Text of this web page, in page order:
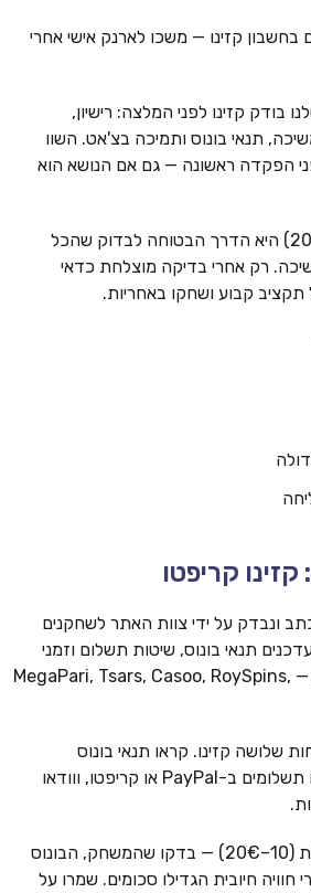
בחשבון קזינו — משכו לארנק אישי אחרי
שלנו בודק קזינו לפני המלצה: רישיון,
תנאי בונוס ותמיכה בצ'אט. השוו
הפקדה ראשונה — גם אם הנושא הוא
הפקדה מינימלית (10–20€) היא הדרך הבטוחה לבדוק שהכל
רק אחרי בדיקה מוצלחת כדאי
קבוע ושחקו באחריות.
קריפטו
ונבדק על ידי צוות האתר לשחקנים
ב-2026 אנו מעדכנים תנאי בונוס, שיטות תשלום וזמני
משיכה בקזינו המומלצים — MegaPari, Tsars, Casoo, RoySpins,
שלושה קזינו. קראו תנאי בונוס
ב-מדריך הבונוסים, בדקו תשלומים ב-PayPal או קריפטו, ווודאו
התחילו בהפקדה מינימלית (10–20€) — בדקו שהמשחק, הבונוס
חיובית הגדילו סכומים. שמרו על